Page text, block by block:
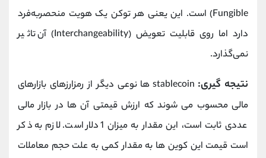
Fungible) است. این یعنی هر توکن یک هویت منحصربه‌فرد
دارد اما روی قابلیت تعویض (Interchangeability) آن تاثیر
نمی‌گذارد.
نتیجه گیری:
stablecoin ها نوعی دیگر از رمزارزهای بازارهای
مالی محسوب می شوند که ارزش قیمتی آن ها در بازار مالی
عددی ثابت است، این مقدار به میزان 1 دلار است. لازم به ذکر
است قیمت این کوین ها به مقدار کمی به علت حجم معاملات